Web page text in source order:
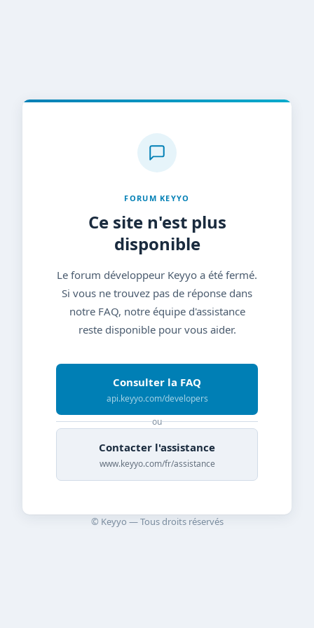
FORUM KEYYO
Ce site n'est plus
disponible
Le forum développeur Keyyo a été fermé.
Si vous ne trouvez pas de réponse dans
notre FAQ, notre équipe d'assistance
reste disponible pour vous aider.
Consulter la FAQ
api.keyyo.com/developers
ou
Contacter l'assistance
www.keyyo.com/fr/assistance
© Keyyo — Tous droits réservés